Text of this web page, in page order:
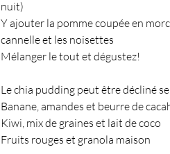
nuit)
Y ajouter la pomme coupée en
cannelle et les noisettes
Mélanger le tout et dégustez!
Le chia pudding peut être décliné
Banane, amandes et beurre de
Kiwi, mix de graines et lait de coco
Fruits rouges et granola maison